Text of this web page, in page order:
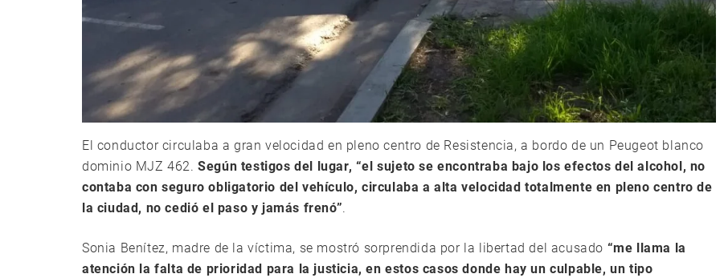
El conductor circulaba a gran velocidad en pleno centro de Resistencia, a bordo de un Peugeot blanco
dominio MJZ 462.Según testigos del lugar, “el sujeto se encontraba bajo los efectos del alcohol, no
contaba con seguro obligatorio del vehículo, circulaba a alta velocidad totalmente en pleno centro de
la ciudad, no cedió el paso y jamás frenó”.
Sonia Benítez, madre de la víctima, se mostró sorprendida por la libertad del acusado “me llama la
atención la falta de prioridad para la justicia, en estos casos donde hay un culpable, un tipo